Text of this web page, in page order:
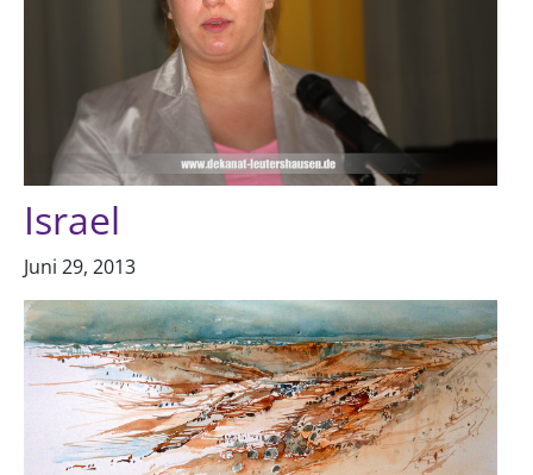
Israel
Juni 29, 2013